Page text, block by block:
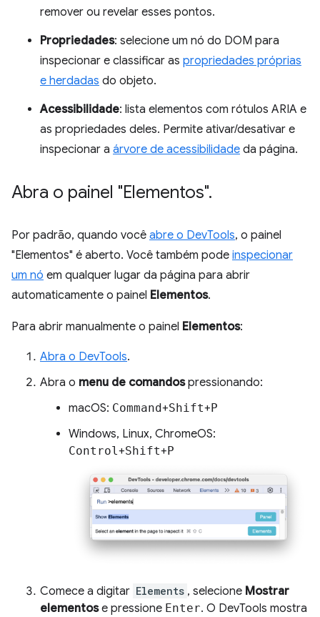
remover ou revelar esses pontos.
Propriedades: selecione um nó do DOM para
inspecionar e classificar as propriedades próprias
e herdadas do objeto.
Acessibilidade: lista elementos com rótulos ARIA e
as propriedades deles. Permite ativar/desativar e
inspecionar a árvore de acessibilidade da página.
Abra o painel "Elementos".
Por padrão, quando você abre o DevTools, o painel
"Elementos" é aberto. Você também pode inspecionar
um nó em qualquer lugar da página para abrir
automaticamente o painel Elementos.
Para abrir manualmente o painel Elementos:
Abra o DevTools.
Abra o menu de comandospressionando:
macOS: Command+Shift+P
Windows, Linux, ChromeOS:
Control+Shift+P
Comece a digitar Elements , selecione Mostrar
elementose pressione Enter. O DevTools mostra